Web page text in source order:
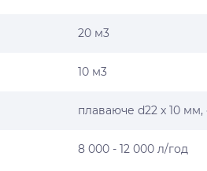
20 м3
10 м3
плаваюче d22 x 10 мм,
8 000 - 12 000 л/год